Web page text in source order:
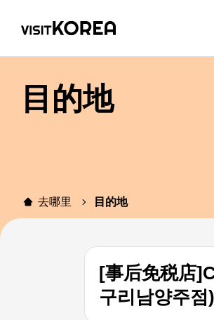
目的地
去哪里 目的地
[事后免税店
구리남양주점)